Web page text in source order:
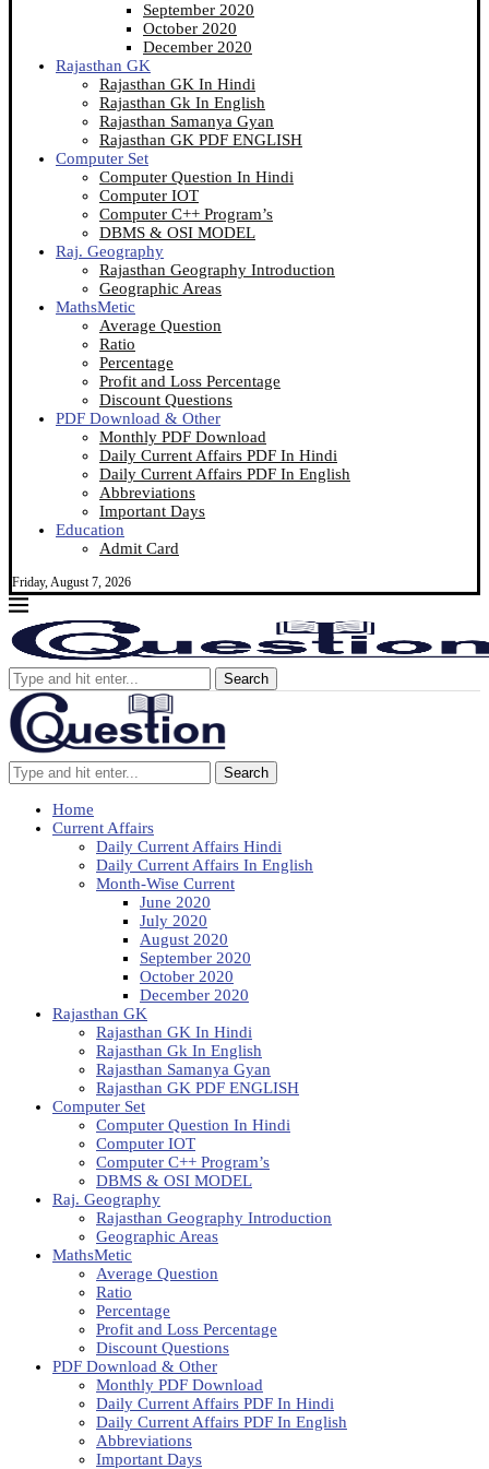
September 2020
October 2020
December 2020
Rajasthan GK
Rajasthan GK In Hindi
Rajasthan Gk In English
Rajasthan Samanya Gyan
Rajasthan GK PDF ENGLISH
Computer Set
Computer Question In Hindi
Computer IOT
Computer C++ Program’s
DBMS & OSI MODEL
Raj. Geography
Rajasthan Geography Introduction
Geographic Areas
MathsMetic
Average Question
Ratio
Percentage
Profit and Loss Percentage
Discount Questions
PDF Download & Other
Monthly PDF Download
Daily Current Affairs PDF In Hindi
Daily Current Affairs PDF In English
Abbreviations
Important Days
Education
Admit Card
Friday, August 7, 2026
Search
Search
Home
Current Affairs
Daily Current Affairs Hindi
Daily Current Affairs In English
Month-Wise Current
June 2020
July 2020
August 2020
September 2020
October 2020
December 2020
Rajasthan GK
Rajasthan GK In Hindi
Rajasthan Gk In English
Rajasthan Samanya Gyan
Rajasthan GK PDF ENGLISH
Computer Set
Computer Question In Hindi
Computer IOT
Computer C++ Program’s
DBMS & OSI MODEL
Raj. Geography
Rajasthan Geography Introduction
Geographic Areas
MathsMetic
Average Question
Ratio
Percentage
Profit and Loss Percentage
Discount Questions
PDF Download & Other
Monthly PDF Download
Daily Current Affairs PDF In Hindi
Daily Current Affairs PDF In English
Abbreviations
Important Days